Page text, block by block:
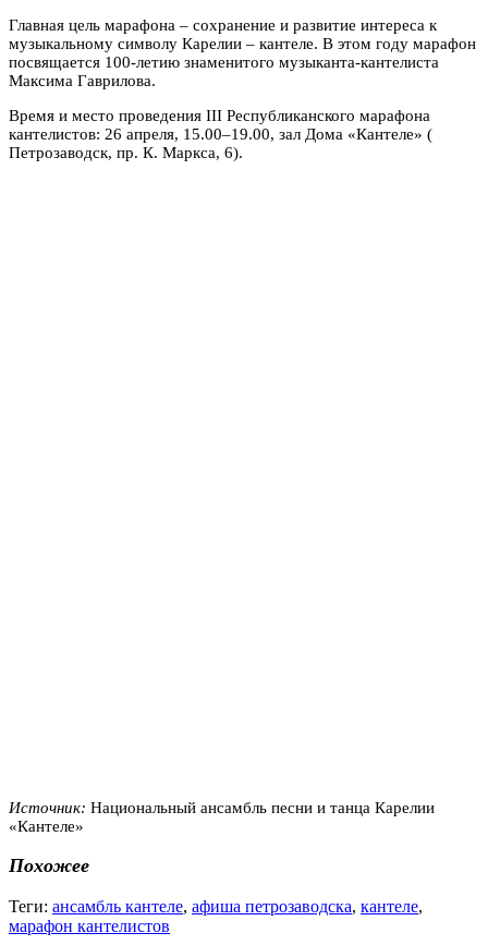
Главная цель марафона – сохранение и развитие интереса к
музыкальному символу Карелии – кантеле. В этом году марафон
посвящается 100-летию знаменитого музыканта-кантелиста
Максима Гаврилова.
Время и место проведения III Республиканского марафона
кантелистов: 26 апреля, 15.00–19.00, зал Дома «Кантеле» (
Петрозаводск, пр. К. Маркса, 6).
Источник: Национальный ансамбль песни и танца Карелии
«Кантеле»
Похожее
Теги: ансамбль кантеле, афиша петрозаводска, кантеле,
марафон кантелистов